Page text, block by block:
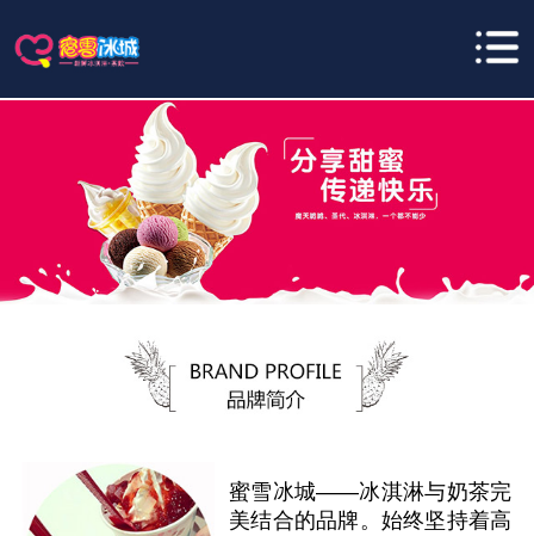
蜜雪冰城——冰淇淋与奶茶完
美结合的品牌。始终坚持着高